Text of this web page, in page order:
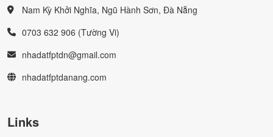
Nam Kỳ Khởi Nghĩa, Ngũ Hành Sơn, Đà Nẵng
0703 632 906 (Tường Vi)
nhadatfptdn@gmail.com
nhadatfptdanang.com
Links